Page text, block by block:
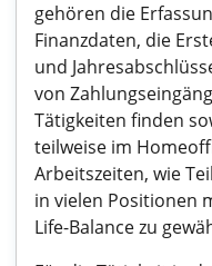
gehören die
Finanzdaten, die
und
von
Tätigkeiten finden
teilweise im
Arbeitszeiten, wie
in vielen Positionen
Life-Balance zu